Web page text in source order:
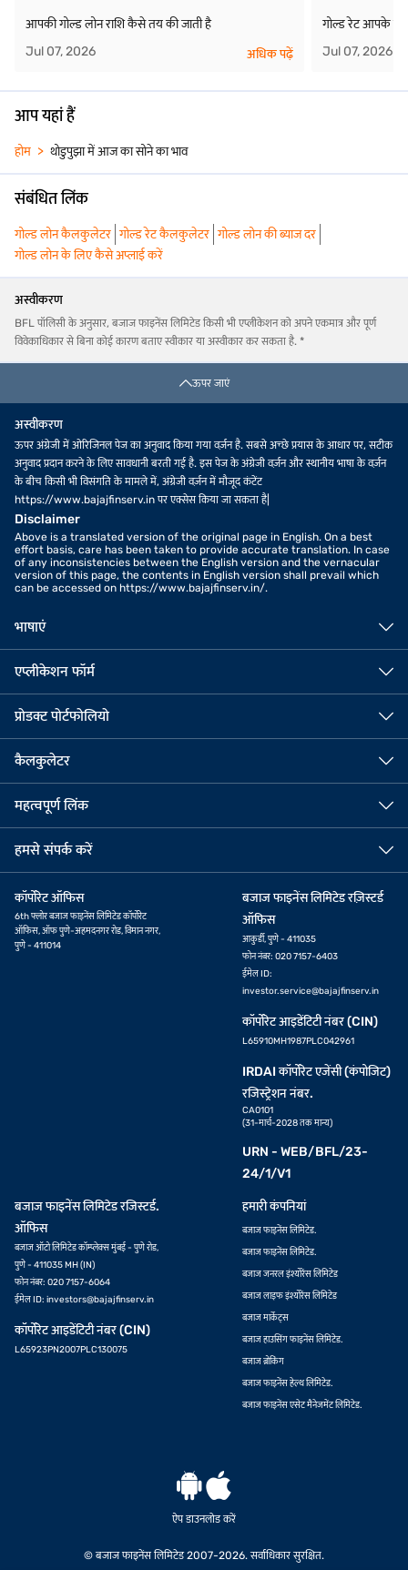
आपकी गोल्ड लोन राशि कैसे तय की जाती है
Jul 07, 2026
अधिक पढ़ें
गोल्ड रेट आपके
Jul 07, 2026
आप यहां हैं
होम थोडुपुझा में आज का सोने का भाव
संबंधित लिंक
गोल्ड लोन कैलकुलेटर गोल्ड रेट कैलकुलेटर गोल्ड लोन की ब्याज दर
गोल्ड लोन के लिए कैसे अप्लाई करें
अस्वीकरण
BFL पॉलिसी के अनुसार, बजाज फाइनेंस लिमिटेड किसी भी एप्लीकेशन को अपने एकमात्र और पूर्ण
विवेकाधिकार से बिना कोई कारण बताए स्वीकार या अस्वीकार कर सकता है. *
ऊपर जाएं
अस्वीकरण
ऊपर अंग्रेजी में ओरिजिनल पेज का अनुवाद किया गया वर्ज़न है. सबसे अच्छे प्रयास के आधार पर, सटीक
अनुवाद प्रदान करने के लिए सावधानी बरती गई है. इस पेज के अंग्रेजी वर्ज़न और स्थानीय भाषा के वर्ज़न
के बीच किसी भी विसंगति के मामले में, अंग्रेजी वर्ज़न में मौजूद कंटेंट
https://www.bajajfinserv.in पर एक्सेस किया जा सकता है|
Disclaimer
Above is a translated version of the original page in English. On a best
effort basis, care has been taken to provide accurate translation. In case
of any inconsistencies between the English version and the vernacular
version of this page, the contents in English version shall prevail which
can be accessed on https://www.bajajfinserv.in/.
भाषाएं
एप्लीकेशन फॉर्म
प्रोडक्ट पोर्टफोलियो
कैलकुलेटर
महत्वपूर्ण लिंक
हमसे संपर्क करें
कॉर्पोरेट ऑफिस
6th फ्लोर बजाज फाइनेंस लिमिटेड कॉर्पोरेट
ऑफिस, ऑफ पुणे-अहमदनगर रोड, विमान नगर,
पुणे - 411014
बजाज फाइनेंस लिमिटेड रज़िस्टर्ड
ऑफिस
आकुर्डी, पुणे - 411035
फोन नंबर: 020 7157-6403
ईमेल ID:
investor.service@bajajfinserv.in
कॉर्पोरेट आइडेंटिटी नंबर (CIN)
L65910MH1987PLC042961
IRDAI कॉर्पोरेट एजेंसी (कंपोजिट)
रजिस्ट्रेशन नंबर.
CA0101
(31-मार्च-2028 तक मान्य)
URN - WEB/BFL/23-
24/1/V1
बजाज फाइनेंस लिमिटेड रजिस्टर्ड.
ऑफिस
बजाज ऑटो लिमिटेड कॉम्प्लेक्स मुंबई - पुणे रोड,
पुणे - 411035 MH (IN)
फोन नंबर: 020 7157-6064
ईमेल ID: investors@bajajfinserv.in
कॉर्पोरेट आइडेंटिटी नंबर (CIN)
L65923PN2007PLC130075
हमारी कंपनियां
बजाज फाइनेंस लिमिटेड.
बजाज फाइनेंस लिमिटेड.
बजाज जनरल इंश्योरेंस लिमिटेड
बजाज लाइफ इंश्योरेंस लिमिटेड
बजाज मार्केट्स
बजाज हाउसिंग फाइनेंस लिमिटेड.
बजाज ब्रोकिंग
बजाज फाइनेंस हेल्थ लिमिटेड.
बजाज फाइनेंस एसेट मैनेजमेंट लिमिटेड.
ऐप डाउनलोड करें
© बजाज फाइनेंस लिमिटेड 2007-2026. सर्वाधिकार सुरक्षित.